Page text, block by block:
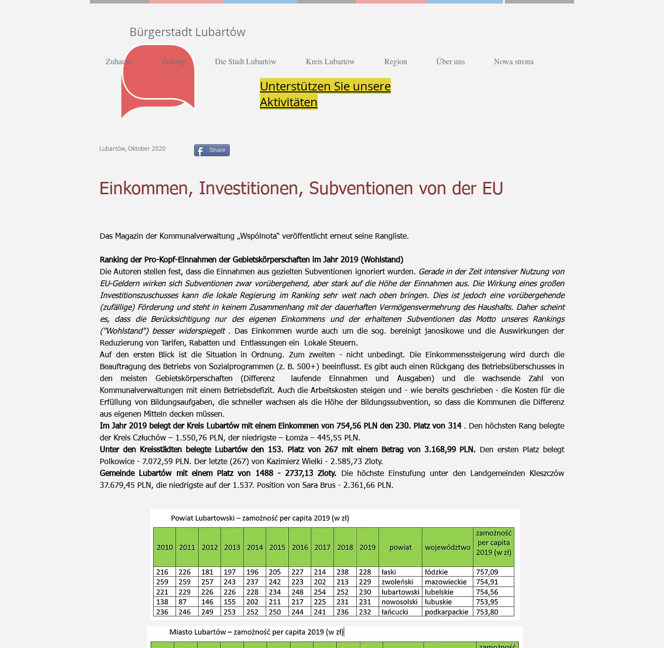
Bürgerstadt Lubartów
Zuhause Zeitung Die Stadt Lubartów Kreis Lubartów Region Über uns Nowa strona
Unterstützen Sie unsere
Aktivitäten
Lubartów, Oktober 2020 Share
Einkommen, Investitionen, Subventionen von der EU
Das Magazin der Kommunalverwaltung „Wspólnota“ veröffentlicht erneut seine Rangliste.
Ranking der Pro-Kopf-Einnahmen der Gebietskörperschaften im Jahr 2019 (Wohlstand)
Die Autoren stellen fest, dass die Einnahmen aus gezielten Subventionen ignoriert wurden. Gerade in der Zeit intensiver Nutzung von
EU-Geldern wirken sich Subventionen zwar vorübergehend, aber stark auf die Höhe der Einnahmen aus. Die Wirkung eines großen
Investitionszuschusses kann die lokale Regierung im Ranking sehr weit nach oben bringen. Dies ist jedoch eine vorübergehende
(zufällige) Förderung und steht in keinem Zusammenhang mit der dauerhaften Vermögensvermehrung des Haushalts. Daher scheint
es, dass die Berücksichtigung nur des eigenen Einkommens und der erhaltenen Subventionen das Motto unseres Rankings
("Wohlstand") besser widerspiegelt. Das Einkommen wurde auch um die sog. bereinigt janosikowe und die Auswirkungen der
Reduzierung von Tarifen, Rabatten und Entlassungen ein Lokale Steuern.
Auf den ersten Blick ist die Situation in Ordnung. Zum zweiten - nicht unbedingt. Die Einkommenssteigerung wird durch die
Beauftragung des Betriebs von Sozialprogrammen (z. B. 500+) beeinflusst. Es gibt auch einen Rückgang des Betriebsüberschusses in
den meisten Gebietskörperschaften (Differenz laufende Einnahmen und Ausgaben) und die wachsende Zahl von
Kommunalverwaltungen mit einem Betriebsdefizit. Auch die Arbeitskosten steigen und - wie bereits geschrieben - die Kosten für die
Erfüllung von Bildungsaufgaben, die schneller wachsen als die Höhe der Bildungssubvention, so dass die Kommunen die Differenz
aus eigenen Mitteln decken müssen.
Im Jahr 2019 belegt der Kreis Lubartów mit einem Einkommen von 754,56 PLN den 230. Platz von 314. Den höchsten Rang belegte
der Kreis Człuchów – 1.550,76 PLN, der niedrigste – Łomża – 445,55 PLN.
Unter den Kreisstädten belegte Lubartów den 153. Platz von 267 mit einem Betrag von 3.168,99 PLN. Den ersten Platz belegt
Polkowice - 7.072,59 PLN. Der letzte (267) von Kazimierz Wielki - 2.585,73 Zloty.
Gemeinde Lubartów mit einem Platz von 1488 - 2737,13 Zloty. Die höchste Einstufung unter den Landgemeinden Kleszczów
37.679,45 PLN, die niedrigste auf der 1.537. Position von Sara Brus - 2.361,66 PLN.